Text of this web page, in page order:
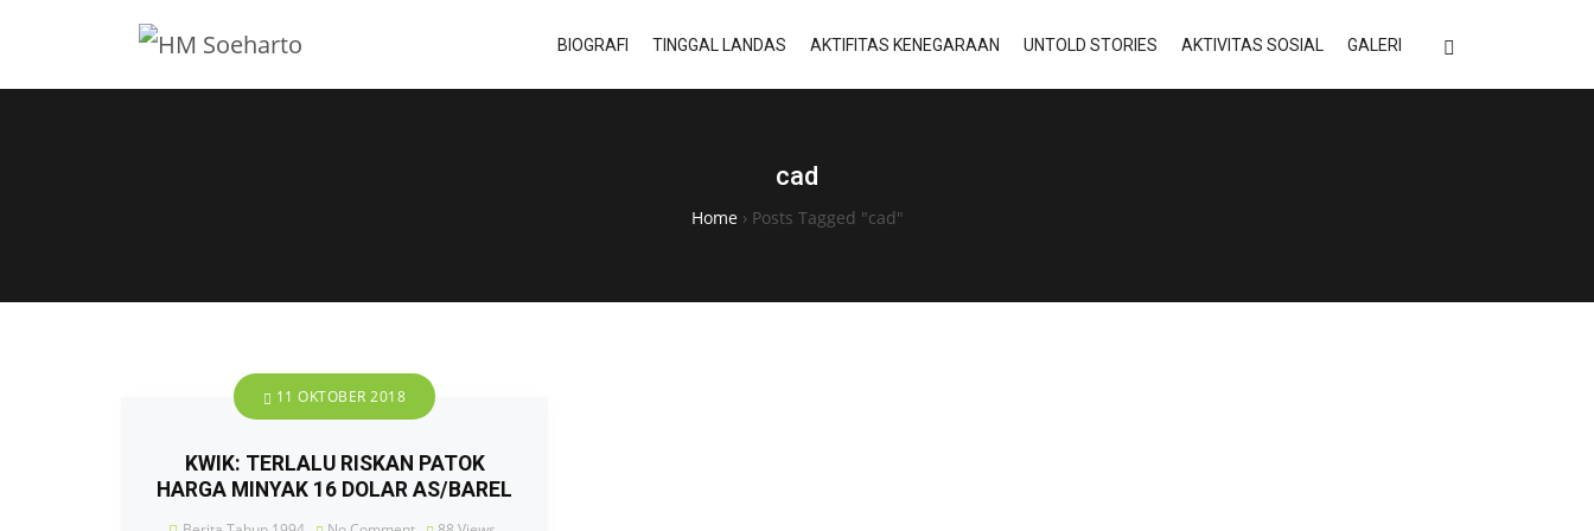
BIOGRAFI TINGGAL LANDAS AKTIFITAS KENEGARAAN UNTOLD STORIES AKTIVITAS SOSIAL GALERI
cad
Home› Posts Tagged "cad"
11 OKTOBER 2018
KWIK: TERLALU RISKAN PATOK
HARGA MINYAK 16 DOLAR AS/BAREL